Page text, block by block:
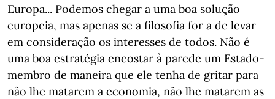
Europa... Podemos chegar a uma boa solução
europeia, mas apenas se a filosofia for a de levar
em consideração os interesses de todos. Não é
uma boa estratégia encostar à parede um Estado-
membro de maneira que ele tenha de gritar para
não lhe matarem a economia, não lhe matarem as